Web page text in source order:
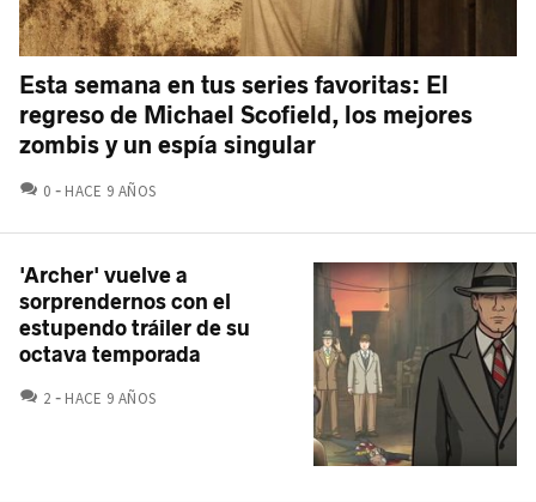
Esta semana en tus series favoritas: El
regreso de Michael Scofield, los mejores
zombis y un espía singular
0 COMENTARIOS
HACE 9 AÑOS
'Archer' vuelve a
sorprendernos con el
estupendo tráiler de su
octava temporada
2 COMENTARIOS
HACE 9 AÑOS